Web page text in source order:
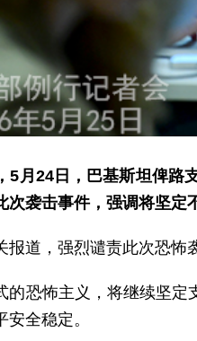
5月24日，巴基斯坦俾路
次袭击事件，强调将坚
报道，强烈谴责此次恐
的恐怖主义，将继续坚
全稳定。